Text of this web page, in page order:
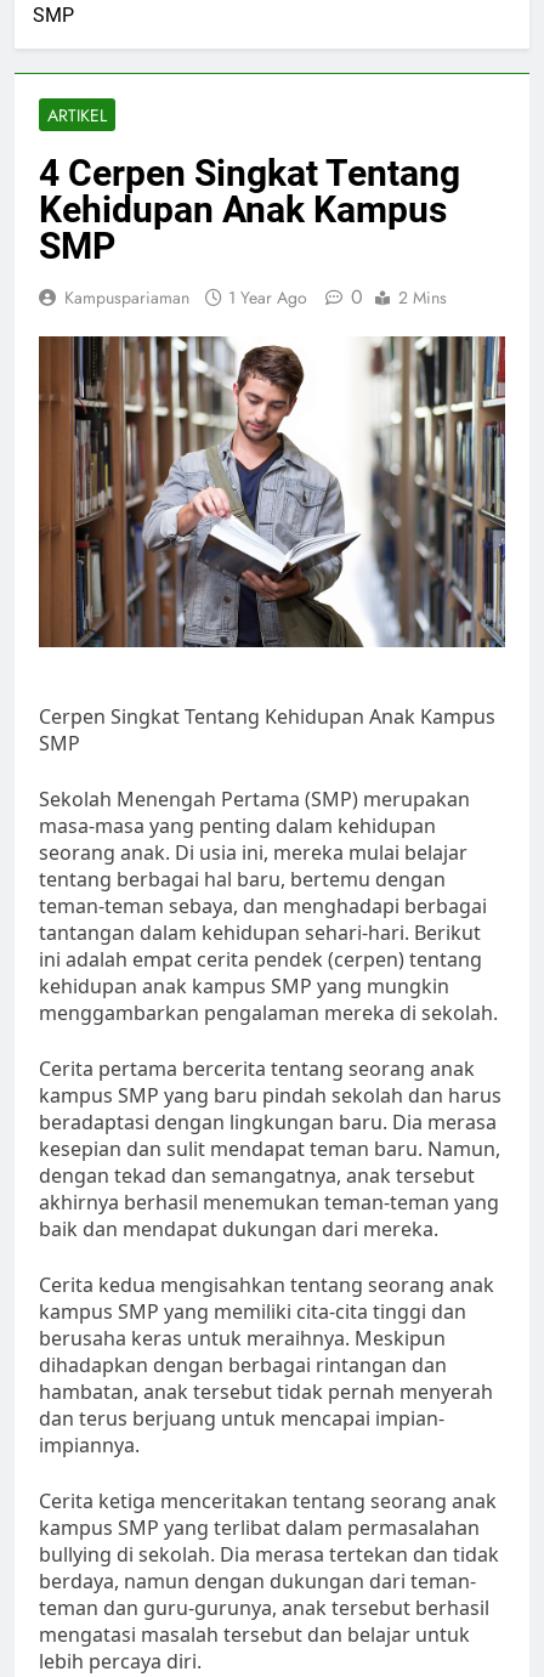
SMP
ARTIKEL
4 Cerpen Singkat Tentang
Kehidupan Anak Kampus
SMP
Kampuspariaman 1 Year Ago 0 2 Mins
Cerpen Singkat Tentang Kehidupan Anak Kampus
SMP
Sekolah Menengah Pertama (SMP) merupakan
masa-masa yang penting dalam kehidupan
seorang anak. Di usia ini, mereka mulai belajar
tentang berbagai hal baru, bertemu dengan
teman-teman sebaya, dan menghadapi berbagai
tantangan dalam kehidupan sehari-hari. Berikut
ini adalah empat cerita pendek (cerpen) tentang
kehidupan anak kampus SMP yang mungkin
menggambarkan pengalaman mereka di sekolah.
Cerita pertama bercerita tentang seorang anak
kampus SMP yang baru pindah sekolah dan harus
beradaptasi dengan lingkungan baru. Dia merasa
kesepian dan sulit mendapat teman baru. Namun,
dengan tekad dan semangatnya, anak tersebut
akhirnya berhasil menemukan teman-teman yang
baik dan mendapat dukungan dari mereka.
Cerita kedua mengisahkan tentang seorang anak
kampus SMP yang memiliki cita-cita tinggi dan
berusaha keras untuk meraihnya. Meskipun
dihadapkan dengan berbagai rintangan dan
hambatan, anak tersebut tidak pernah menyerah
dan terus berjuang untuk mencapai impian-
impiannya.
Cerita ketiga menceritakan tentang seorang anak
kampus SMP yang terlibat dalam permasalahan
bullying di sekolah. Dia merasa tertekan dan tidak
berdaya, namun dengan dukungan dari teman-
teman dan guru-gurunya, anak tersebut berhasil
mengatasi masalah tersebut dan belajar untuk
lebih percaya diri.